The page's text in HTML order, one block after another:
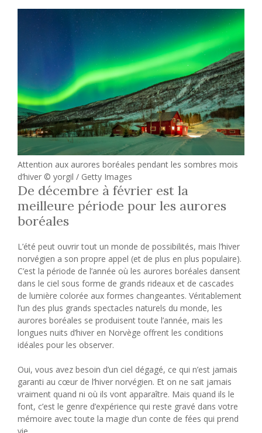
Attention aux aurores boréales pendant les sombres mois
d’hiver © yorgil / Getty Images
De décembre à février est la
meilleure période pour les aurores
boréales
L’été peut ouvrir tout un monde de possibilités, mais l’hiver
norvégien a son propre appel (et de plus en plus populaire).
C’est la période de l’année où les aurores boréales dansent
dans le ciel sous forme de grands rideaux et de cascades
de lumière colorée aux formes changeantes. Véritablement
l’un des plus grands spectacles naturels du monde, les
aurores boréales se produisent toute l’année, mais les
longues nuits d’hiver en Norvège offrent les conditions
idéales pour les observer.
Oui, vous avez besoin d’un ciel dégagé, ce qui n’est jamais
garanti au cœur de l’hiver norvégien. Et on ne sait jamais
vraiment quand ni où ils vont apparaître. Mais quand ils le
font, c’est le genre d’expérience qui reste gravé dans votre
mémoire avec toute la magie d’un conte de fées qui prend